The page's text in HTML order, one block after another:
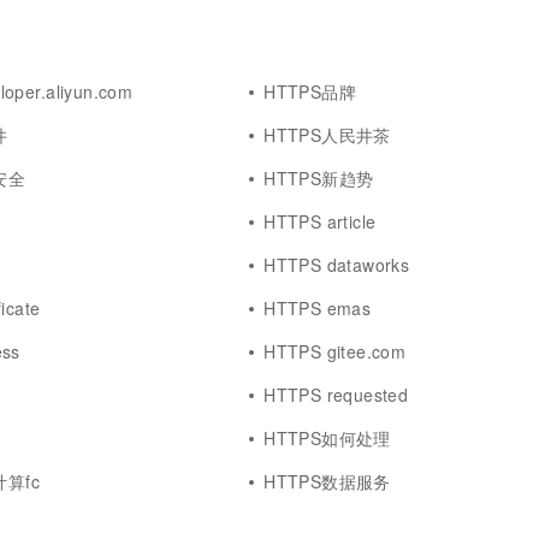
HTTPS品牌
HTTPS人民井茶
全
HTTPS新趋势
HTTPS article
HTTPS dataworks
HTTPS emas
HTTPS gitee.com
HTTPS requested
HTTPS如何处理
算fc
HTTPS数据服务